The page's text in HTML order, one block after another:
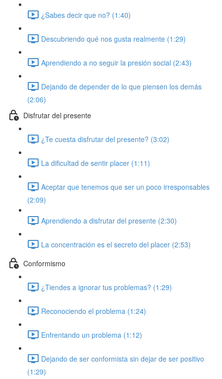
¿Sabes decir que no? (1:40)
Descubriendo qué nos gusta realmente (1:29)
Aprendiendo a no seguir la presión social (2:43)
Dejando de depender de lo que piensen los demás
(2:06)
Disfrutar del presente
¿Te cuesta disfrutar del presente? (3:02)
La dificultad de sentir placer (1:11)
Aceptar que tenemos que ser un poco irresponsables
(2:09)
Aprendiendo a disfrutar del presente (2:30)
La concentración es el secreto del placer (2:53)
Conformismo
¿Tiendes a ignorar tus problemas? (1:29)
Reconociendo el problema (1:24)
Enfrentando un problema (1:12)
Dejando de ser conformista sin dejar de ser positivo
(1:29)